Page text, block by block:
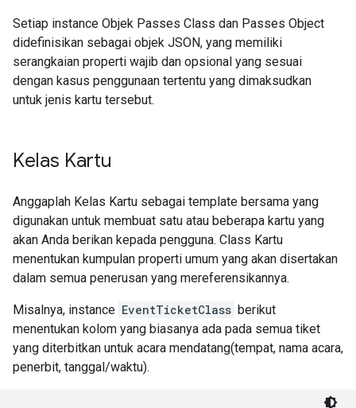
Setiap instance Objek Passes Class dan Passes Object
didefinisikan sebagai objek JSON, yang memiliki
serangkaian properti wajib dan opsional yang sesuai
dengan kasus penggunaan tertentu yang dimaksudkan
untuk jenis kartu tersebut.
Kelas Kartu
Anggaplah Kelas Kartu sebagai template bersama yang
digunakan untuk membuat satu atau beberapa kartu yang
akan Anda berikan kepada pengguna. Class Kartu
menentukan kumpulan properti umum yang akan disertakan
dalam semua penerusan yang mereferensikannya.
Misalnya, instance EventTicketClass berikut
menentukan kolom yang biasanya ada pada semua tiket
yang diterbitkan untuk acara mendatang(tempat, nama acara,
penerbit, tanggal/waktu).